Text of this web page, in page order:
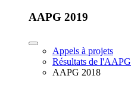
AAPG 2019
Appels à projets
Résultats de l'AAPG
AAPG 2018